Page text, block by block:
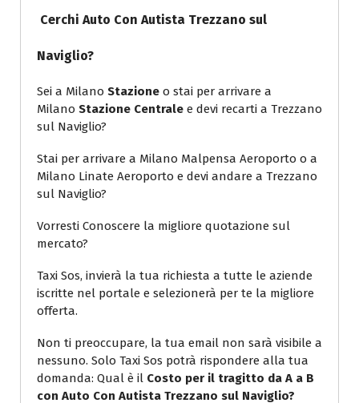
Cerchi Auto Con Autista Trezzano sul
Naviglio?
Sei a Milano Stazione o stai per arrivare a
Milano Stazione Centrale e devi recarti a Trezzano
sul Naviglio?
Stai per arrivare a Milano Malpensa Aeroporto o a
Milano Linate Aeroporto e devi andare a Trezzano
sul Naviglio?
Vorresti Conoscere la migliore quotazione sul
mercato?
Taxi Sos, invierà la tua richiesta a tutte le aziende
iscritte nel portale e selezionerà per te la migliore
offerta.
Non ti preoccupare, la tua email non sarà visibile a
nessuno. Solo Taxi Sos potrà rispondere alla tua
domanda: Qual è il Costo per il tragitto da A a B
con Auto Con Autista Trezzano sul Naviglio?